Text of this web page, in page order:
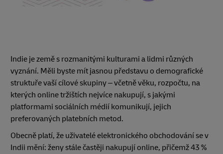
Indie je země s rozmanitými kulturami a lidmi různých
vyznání. Měli byste mít jasnou představu o demografické
struktuře vaší cílové skupiny – včetně věku, rozpočtu, na
kterých online tržištích nejvíce nakupují, s jakými
platformami sociálních médií komunikují, jejich
preferovaných platebních metod.
Obecně platí, že uživatelé elektronického obchodování se v
Indii mění: ženy stále častěji nakupují online, přičemž 43 %